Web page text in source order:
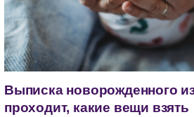
Выписка новорожденного
проходит, какие вещи взять